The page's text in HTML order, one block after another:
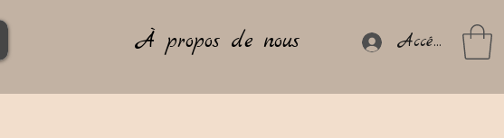
À propos de nous Accéder